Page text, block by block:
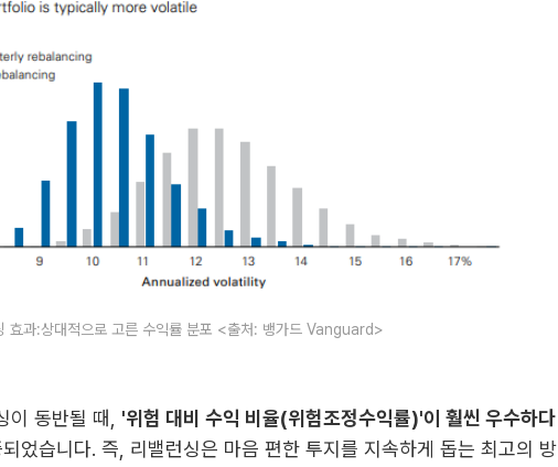
효과:상대적으로 고른 수익률 분포 <출처: 뱅가드 Vanguard>
이 동반될 때, '위험 대비 수익 비율(위험조정수익률)'이 훨씬 우수하다
었습니다. 즉, 리밸런싱은 마음 편한 투지를 지속하게 돕는 최고의 방